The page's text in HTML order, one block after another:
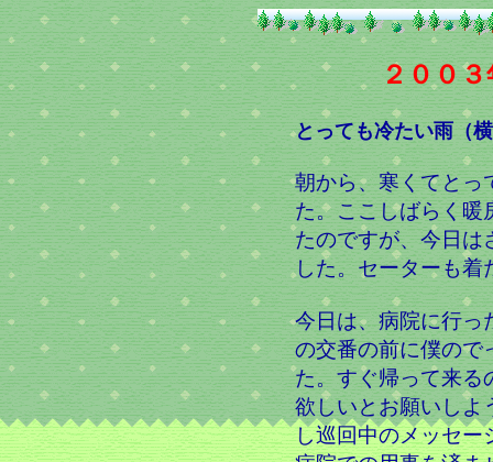
２００
とっても冷たい雨（
朝から、寒くてとっ
た。ここしばらく暖
たのですが、今日は
した。セーターも着
今日は、病院に行っ
の交番の前に僕ので
た。すぐ帰って来る
欲しいとお願いしよ
し巡回中のメッセー